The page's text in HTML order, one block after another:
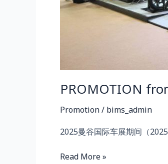
PROMOTION
Promotion/ bims_admin
2025曼谷国际车展期间（
Read More »